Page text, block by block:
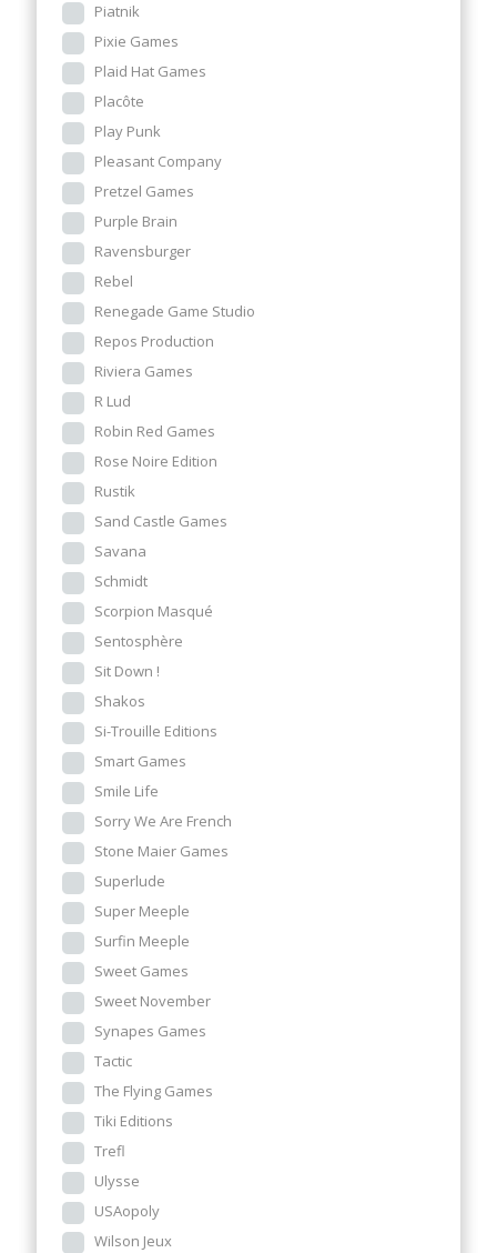
Piatnik
Pixie Games
Plaid Hat Games
Placôte
Play Punk
Pleasant Company
Pretzel Games
Purple Brain
Ravensburger
Rebel
Renegade Game Studio
Repos Production
Riviera Games
R Lud
Robin Red Games
Rose Noire Edition
Rustik
Sand Castle Games
Savana
Schmidt
Scorpion Masqué
Sentosphère
Sit Down !
Shakos
Si-Trouille Editions
Smart Games
Smile Life
Sorry We Are French
Stone Maier Games
Superlude
Super Meeple
Surfin Meeple
Sweet Games
Sweet November
Synapes Games
Tactic
The Flying Games
Tiki Editions
Trefl
Ulysse
USAopoly
Wilson Jeux